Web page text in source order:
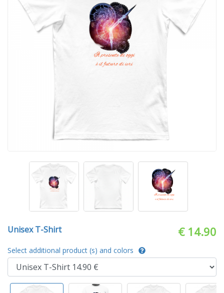
Unisex T-Shirt € 14.90
Select additional product (s) and colors